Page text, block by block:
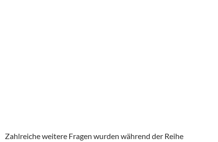
Zahlreiche weitere Fragen wurden während der Reihe